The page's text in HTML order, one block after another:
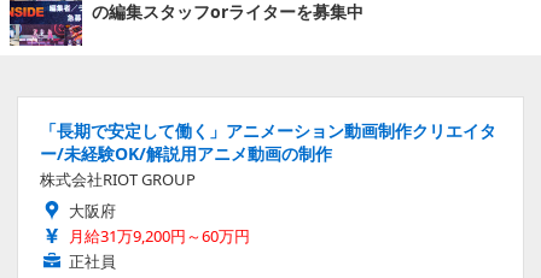
の編集スタッフorライターを募集中
「長期で安定して働く」アニメーション動画制作クリエイタ
ー/未経験OK/解説用アニメ動画の制作
株式会社RIOT GROUP
大阪府
月給31万9,200円～60万円
正社員